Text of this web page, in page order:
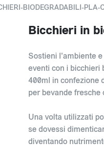
BIODEGRADABILI-PLA-
Bicchieri in
Sostieni l'ambiente
eventi con i bicchieri
400ml in confezione
per bevande fresche
Una volta utilizzati
se dovessi
diventando